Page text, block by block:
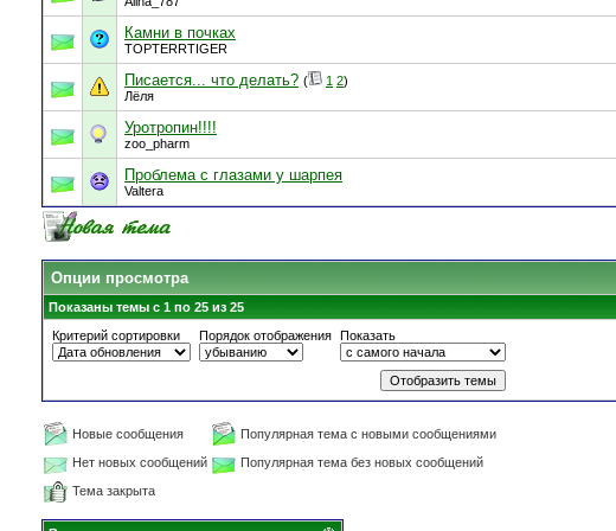
Камни в почках
TOPTERRTIGER
Писается... что делать? ( 1 2)
Лёля
Уротропин!!!!
zoo_pharm
Проблема с глазами у шарпея
Valtera
Опции просмотра
Показаны темы с 1 по 25 из 25
Критерий сортировки
Порядок отображения Показать
Новые сообщения
Популярная тема с новыми сообщениями
Нет новых сообщений
Популярная тема без новых сообщений
Тема закрыта